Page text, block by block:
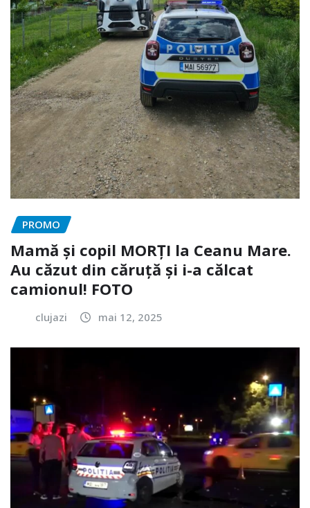
PROMO
Mamă și copil MORȚI la Ceanu Mare.
Au căzut din căruță și i-a călcat
camionul! FOTO
clujazi mai 12, 2025